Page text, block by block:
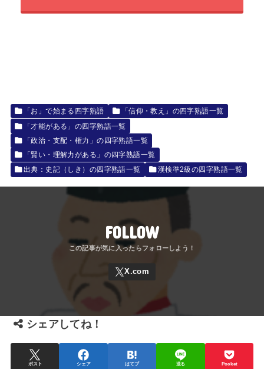
「お」で始まる四字熟語
「信仰・教え」の四字熟語一覧
「才能がある」の四字熟語一覧
「政治・支配・権力」の四字熟語一覧
「賢い・理解力がある」の四字熟語一覧
出典：史記（しき）の四字熟語一覧
漢検準2級の四字熟語一覧
FOLLOW
シェアしてね！
ポスト シェア はてブ 送る Pocket